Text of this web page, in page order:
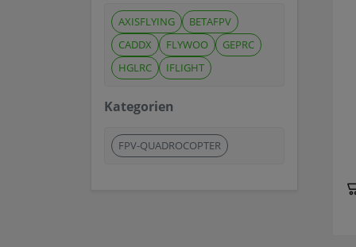
AXISFLYING
BETAFPV
CADDX
FLYWOO
GEPRC
HGLRC
IFLIGHT
Kategorien
FPV-QUADROCOPTER